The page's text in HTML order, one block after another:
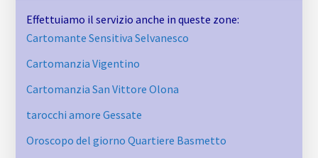
Effettuiamo il servizio anche in queste zone:
Cartomante Sensitiva Selvanesco
Cartomanzia Vigentino
Cartomanzia San Vittore Olona
tarocchi amore Gessate
Oroscopo del giorno Quartiere Basmetto